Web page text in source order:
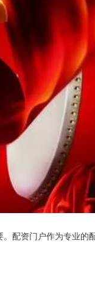
配资门户作为专业的